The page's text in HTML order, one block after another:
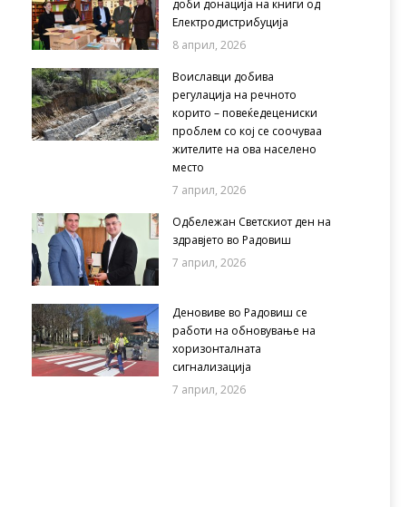
доби донација на книги од
Електродистрибуција
8 април, 2026
Воиславци добива
регулација на речното
корито – повеќедецениски
проблем со кој се соочуваа
жителите на ова населено
место
7 април, 2026
Одбележан Светскиот ден на
здравјето во Радовиш
7 април, 2026
Деновиве во Радовиш се
работи на обновување на
хоризонталната
сигнализација
7 април, 2026